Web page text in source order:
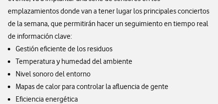
emplazamientos donde van a tener lugar los principales conciertos
de la semana, que permitirán hacer un seguimiento en tiempo real
de información clave:
Gestión eficiente de los residuos
Temperatura y humedad del ambiente
Nivel sonoro del entorno
Mapas de calor para controlar la afluencia de gente
Eficiencia energética